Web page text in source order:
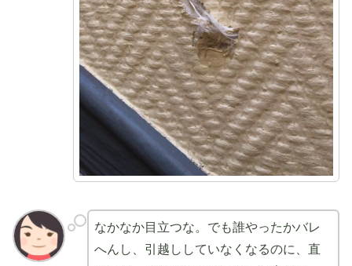
なかなか目立つな。でも誰やったかバレ
へんし、引越ししていなくなるのに、直